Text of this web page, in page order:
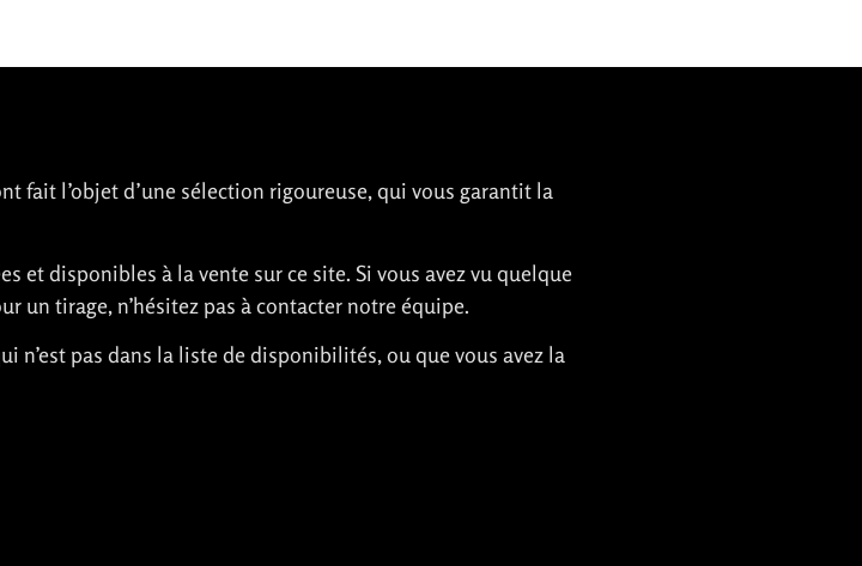
fait l’objet d’une sélection rigoureuse, qui vous garantit la
et disponibles à la vente sur ce site. Si vous avez vu quelque
un tirage, n’hésitez pas à contacter notre équipe.
n’est pas dans la liste de disponibilités, ou que vous avez la